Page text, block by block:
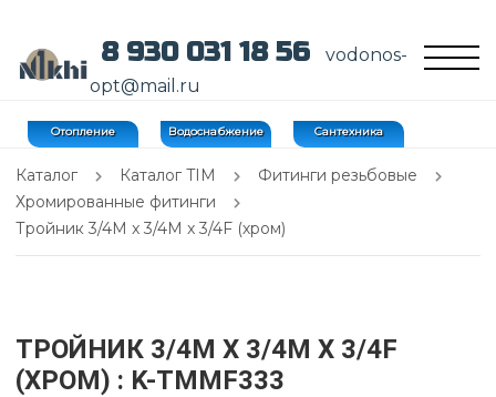
8 930 031 18 56
vodonos-
opt@mail.ru
Отопление Водоснабжение Сантехника
Каталог Каталог TIM
Фитинги резьбовые
Хромированные фитинги
Тройник 3/4M x 3/4M x 3/4F (хром)
ТРОЙНИК 3/4M X 3/4M X 3/4F
(ХРОМ) : K-TMMF333